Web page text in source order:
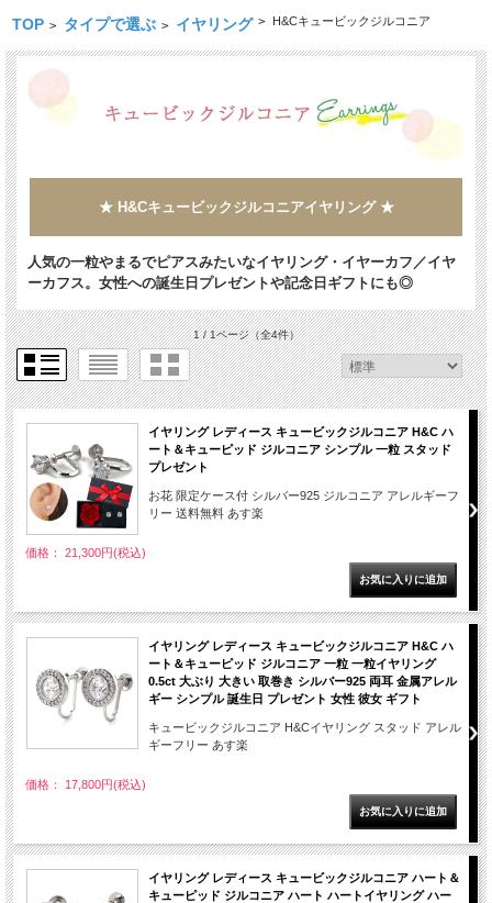
TOP > タイプで選ぶ > イヤリング > H&Cキュービックジルコニア
★ H&Cキュービックジルコニアイヤリング ★
人気の一粒やまるでピアスみたいなイヤリング・イヤーカフ／イヤ
ーカフス。女性への誕生日プレゼントや記念日ギフトにも◎
1 / 1ページ（全4件）
イヤリング レディース キュービックジルコニア H&C ハ
ート＆キューピッド ジルコニア シンプル 一粒 スタッド
プレゼント
お花 限定ケース付 シルバー925 ジルコニア アレルギーフ
リー 送料無料 あす楽
価格： 21,300円(税込)
イヤリング レディース キュービックジルコニア H&C ハ
ート＆キューピッド ジルコニア 一粒 一粒イヤリング
0.5ct 大ぶり 大きい 取巻き シルバー925 両耳 金属アレル
ギー シンプル 誕生日 プレゼント 女性 彼女 ギフト
キュービックジルコニア H&Cイヤリング スタッド アレル
ギーフリー あす楽
価格： 17,800円(税込)
イヤリング レディース キュービックジルコニア ハート＆
キューピッド ジルコニア ハート ハートイヤリング ハー